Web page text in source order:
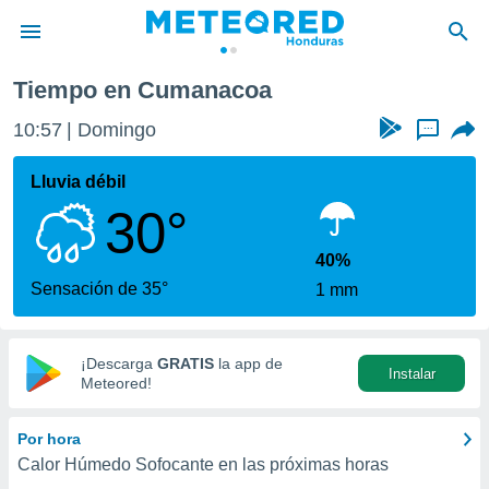
de
ha sido
para
que se
calidad.
a este
las
y
digital
basada
Tiempo en Cumanacoa
10:57 Domingo ...
Lluvia débil
30°
Sensación de 35°
40%
1 mm
¡Descarga GRATIS la app de
Meteored!
Instalar
Por hora
Calor Húmedo Sofocante en las próximas horas